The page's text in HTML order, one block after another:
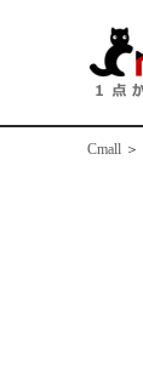
Cmall ＞